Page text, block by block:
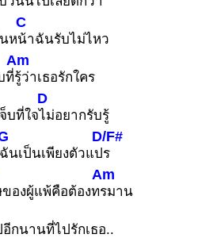
ห
C
น้าฉันรับไม่ไหว
ที่
Am
รู้ว่าเธอรักใคร
บที่ใจ
D
ไม่อยากรับรู้
ฉันเป็นเพียงตัวแป
D/F#
ร
องผู้แพ้คือต้องท
Am
รมาน
กนานที่ไปรักเธอ..